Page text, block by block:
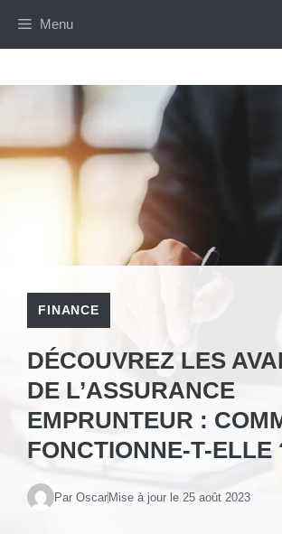
Menu
FINANCE
DÉCOUVREZ LES
DE L’ASSURANCE
EMPRUNTEUR :
FONCTIONNE-T-ELLE
Par OscarMise à jour le 25 août 2023